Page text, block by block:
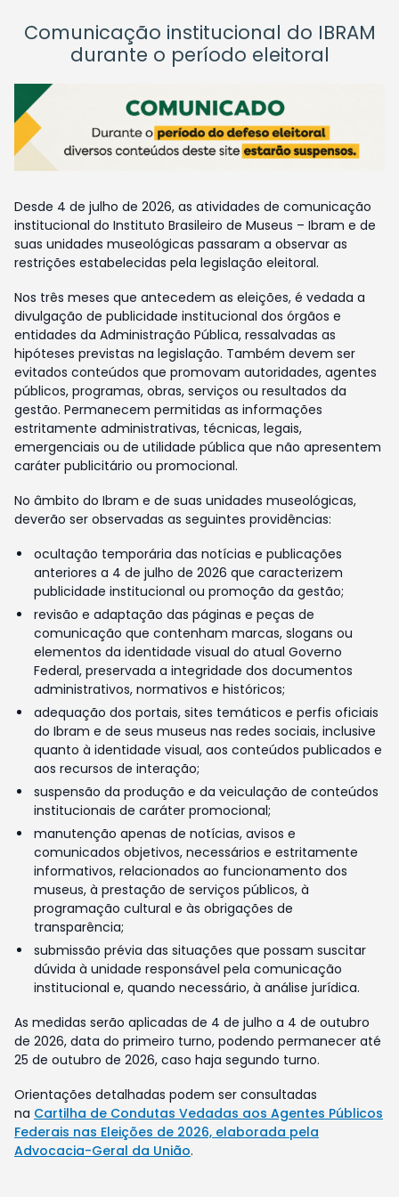
Comunicação institucional do IBRAM
durante o período eleitoral
Desde 4 de julho de 2026, as atividades de comunicação
institucional do Instituto Brasileiro de Museus – Ibram e de
suas unidades museológicas passaram a observar as
restrições estabelecidas pela legislação eleitoral.
Nos três meses que antecedem as eleições, é vedada a
divulgação de publicidade institucional dos órgãos e
entidades da Administração Pública, ressalvadas as
hipóteses previstas na legislação. Também devem ser
evitados conteúdos que promovam autoridades, agentes
públicos, programas, obras, serviços ou resultados da
gestão. Permanecem permitidas as informações
estritamente administrativas, técnicas, legais,
emergenciais ou de utilidade pública que não apresentem
caráter publicitário ou promocional.
No âmbito do Ibram e de suas unidades museológicas,
deverão ser observadas as seguintes providências:
ocultação temporária das notícias e publicações
anteriores a 4 de julho de 2026 que caracterizem
publicidade institucional ou promoção da gestão;
revisão e adaptação das páginas e peças de
comunicação que contenham marcas, slogans ou
elementos da identidade visual do atual Governo
Federal, preservada a integridade dos documentos
administrativos, normativos e históricos;
adequação dos portais, sites temáticos e perfis oficiais
do Ibram e de seus museus nas redes sociais, inclusive
quanto à identidade visual, aos conteúdos publicados e
aos recursos de interação;
suspensão da produção e da veiculação de conteúdos
institucionais de caráter promocional;
manutenção apenas de notícias, avisos e
comunicados objetivos, necessários e estritamente
informativos, relacionados ao funcionamento dos
museus, à prestação de serviços públicos, à
programação cultural e às obrigações de
transparência;
submissão prévia das situações que possam suscitar
dúvida à unidade responsável pela comunicação
institucional e, quando necessário, à análise jurídica.
As medidas serão aplicadas de 4 de julho a 4 de outubro
de 2026, data do primeiro turno, podendo permanecer até
25 de outubro de 2026, caso haja segundo turno.
Orientações detalhadas podem ser consultadas
na Cartilha de Condutas Vedadas aos Agentes Públicos
Federais nas Eleições de 2026, elaborada pela
Advocacia-Geral da União.